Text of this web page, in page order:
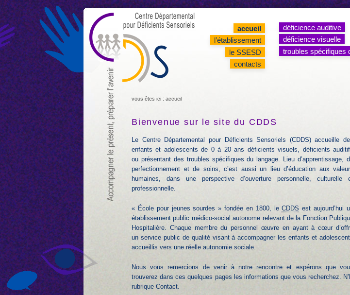
aller au contenu
aller au fil d'ariane
aller à la recherche
accessibilité
accueil
l’établissement
le SSESD
contacts
déficience auditive
déficience visuelle
troubles spécifiques
vous êtes ici : accueil
Bienvenue sur le site du CDDS
Le Centre Départemental pour Déficients Sensoriels (CDDS) accueille
enfants et adolescents de 0 à 20 ans déficients visuels, déficients
ou présentant des troubles spécifiques du langage. Lieu d’apprentissage,
perfectionnement et de soins, c’est aussi un lieu d’éducation aux
humaines, dans une perspective d’ouverture personnelle, culturelle
professionnelle.
« École pour jeunes sourdes » fondée en 1800, leCDDS est aujourd’hui
établissement public médico-social autonome relevant de la Fonction
Hospitalière. Chaque membre du personnel œuvre en ayant à cœur
un service public de qualité visant à accompagner les enfants et
accueillis vers une réelle autonomie sociale.
Nous vous remercions de venir à notre rencontre et espérons que
trouverez dans ces quelques pages les informations que vous recherchez.
rubrique Contact.